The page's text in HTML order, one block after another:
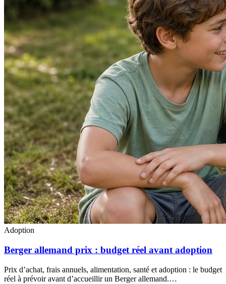
Adoption
Berger allemand prix : budget réel avant adoption
Prix d’achat, frais annuels, alimentation, santé et adoption : le budget
réel à prévoir avant d’accueillir un Berger allemand.…